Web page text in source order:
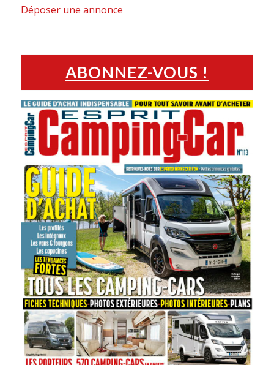
Déposer une annonce
ABONNEZ-VOUS !